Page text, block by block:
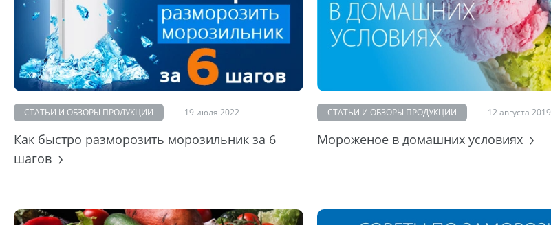
СТАТЬИ И ОБЗОРЫ ПРОДУКЦИИ 19 июля 2022
Как быстро разморозить морозильник за 6
шагов
СТАТЬИ И ОБЗОРЫ ПРОДУКЦИИ 12 августа 2019
Мороженое в домашних условиях